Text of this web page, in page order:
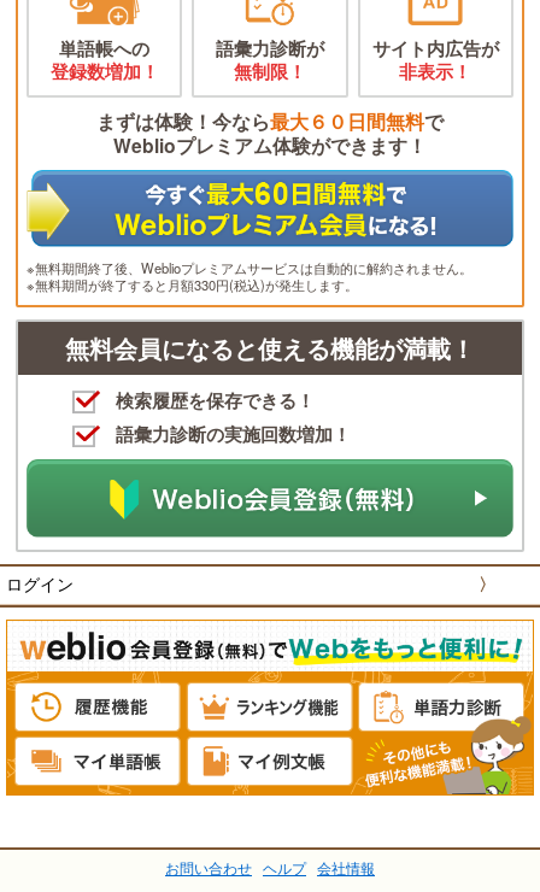
単語帳への
登録数増加！
語彙力診断が
無制限！
サイト内広告が
非表示！
まずは体験！今なら最大６０日間無料で
Weblioプレミアム体験ができます！
※無料期間終了後、Weblioプレミアムサービスは自動的に解約されません。
※無料期間が終了すると月額330円(税込)が発生します。
無料会員になると使える機能が満載！
検索履歴を保存できる！
語彙力診断の実施回数増加！
ログイン 〉
お問い合わせ ヘルプ 会社情報